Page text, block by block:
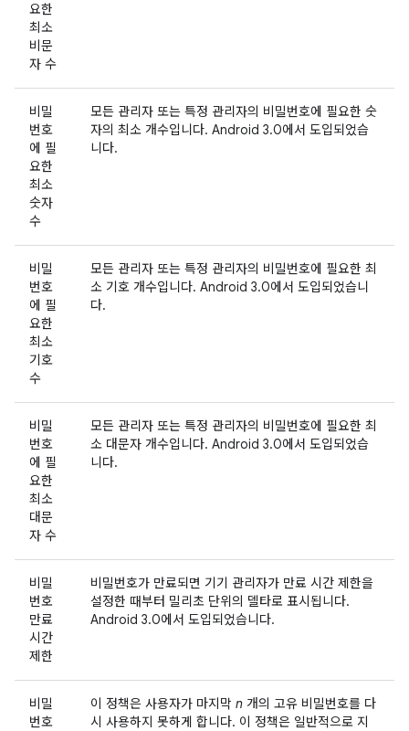
요한
최소
비문
자 수
비밀
번호
에 필
요한
최소
숫자
수
모든 관리자 또는 특정 관리자의 비밀번호에 필요한 숫
자의 최소 개수입니다. Android 3.0에서 도입되었습
니다.
비밀
번호
에 필
요한
최소
기호
수
모든 관리자 또는 특정 관리자의 비밀번호에 필요한 최
소 기호 개수입니다. Android 3.0에서 도입되었습니
다.
비밀
번호
에 필
요한
최소
대문
자 수
모든 관리자 또는 특정 관리자의 비밀번호에 필요한 최
소 대문자 개수입니다. Android 3.0에서 도입되었습
니다.
비밀
번호
만료
시간
제한
비밀번호가 만료되면 기기 관리자가 만료 시간 제한을
설정한 때부터 밀리초 단위의 델타로 표시됩니다.
Android 3.0에서 도입되었습니다.
비밀
번호
이 정책은 사용자가 마지막 n 개의 고유 비밀번호를 다
시 사용하지 못하게 합니다. 이 정책은 일반적으로 지